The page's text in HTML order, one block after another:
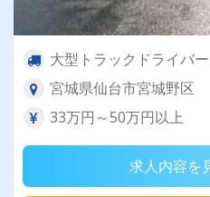
大型トラックドライバ
宮城県仙台市宮城野区
33万円～50万円以上
求人内容を